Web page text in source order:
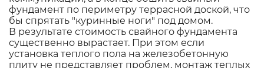
фундамент по периметру террасной доской, что
бы спрятать "куринные ноги" под домом.
В результате стоимость свайного фундамента
существенно вырастает. При этом если
установка теплого пола на железобетонную
плиту не представляет проблем, монтаж теплых